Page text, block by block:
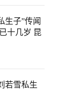
生子”传闻
十几岁 昆
若雪私生